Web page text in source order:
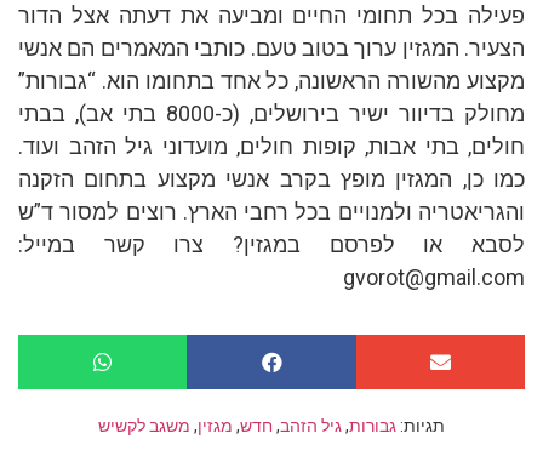
פעילה בכל תחומי החיים ומביעה את דעתה אצל הדור
הצעיר. המגזין ערוך בטוב טעם. כותבי המאמרים הם אנשי
מקצוע מהשורה הראשונה, כל אחד בתחומו הוא. “גבורות”
מחולק בדיוור ישיר בירושלים, (כ-8000 בתי אב), בבתי
חולים, בתי אבות, קופות חולים, מועדוני גיל הזהב ועוד.
כמו כן, המגזין מופץ בקרב אנשי מקצוע בתחום הזקנה
והגריאטריה ולמנויים בכל רחבי הארץ. רוצים למסור ד”ש
לסבא או לפרסם במגזין? צרו קשר במייל:
gvorot@gmail.com
תגיות: גבורות,גיל הזהב, חדש, מגזין, משגב לקשיש